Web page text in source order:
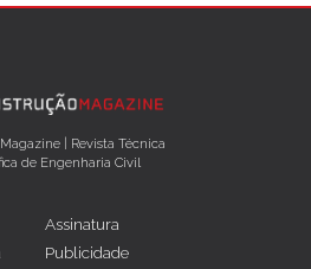
| Revista Técnica
de Engenharia Civil
Assinatura
Publicidade